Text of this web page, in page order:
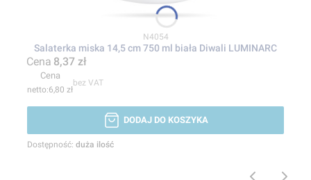
Kod produktu
N4054
Salaterka miska 14,5 cm 750 ml biała Diwali LUMINARC
Cena 8,37 zł
Cena
6,80 zł
bez VAT
DODAJ DO KOSZYKA
Dostępność: duża ilość